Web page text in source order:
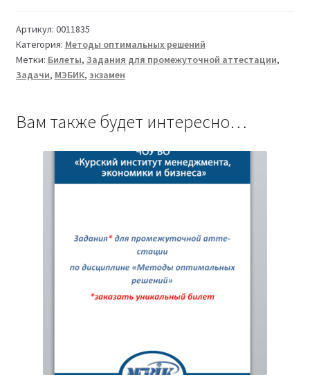
Методы
оптимальных
решений
ТМ-009/104-
Артикул: 0011835
Категория: Методы оптимальных решений
Метки: Билеты, Задания для промежуточной аттестации,
Задачи, МЭБИК, экзамен
Вам также будет интересно…